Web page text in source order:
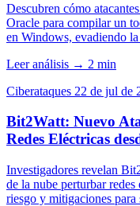
Descubren cómo
Oracle para compilar un
en Windows, evadiendo
Leer análisis → 2 min
Ciberataques 22 de jul de
Bit2Watt: Nuevo
Redes Eléctricas
Investigadores revelan
de la nube perturbar
riesgo y mitigaciones para